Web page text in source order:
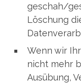
geschah/
Löschung
Wenn wir
nicht mehr
Ausübung,